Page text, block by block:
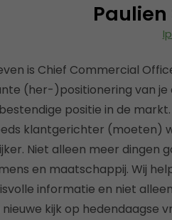
Paulien
is Chief Commercial
(her-)positionering van je
positie in de
klantgerichter (moeten)
Niet alleen meer dingen
en maatschappij. Wij
informatie en niet
nieuwe kijk op